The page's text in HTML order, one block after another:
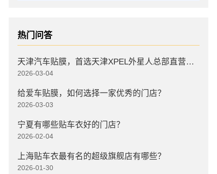
热门问答
天津汽车贴膜，首选天津XPEL外星人总部直营店，高口碑店
2026-03-04
给爱车贴膜，如何选择一家优秀的门店？
2026-03-03
宁夏有哪些贴车衣好的门店？
2026-02-04
上海贴车衣最有名的超级旗舰店有哪些？
2026-01-30